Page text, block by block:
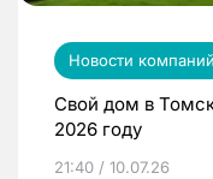
Новости компаний
Свой дом в
2026 году
21:40 / 10.07.26